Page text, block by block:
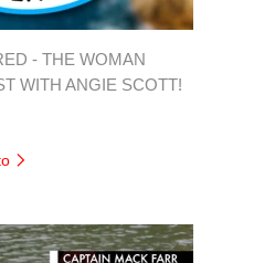
- THE WOMAN
WITH ANGIE SCOTT!